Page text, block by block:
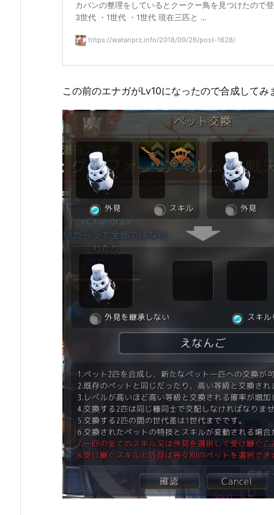
カバンの整理をしているとクークー鳥を見つけたので
3世代 ・1世代 ・1世代 現在三匹と ...
https://watariprz.info/2018/09/26/post-1628/
この前のエナガがLv10になったので合成してみ